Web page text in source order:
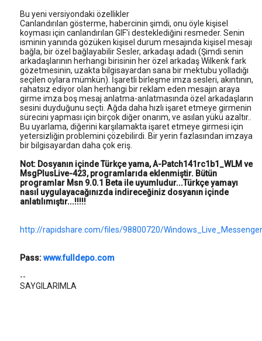
Bu yeni versiyondaki özellikler
Canlandırılan gösterme, habercinin şimdi, onu öyle kişisel
koyması için canlandırılan GIF'i desteklediğini resmeder. Senin
isminin yanında gözüken kişisel durum mesajında kişisel mesajı
bağla, bir özel bağlayabilir Sesler, arkadaşı adadı (Şimdi senin
arkadaşlarının herhangi birisinin her özel arkadaş Wilkenk fark
gözetmesinin, uzakta bilgisayardan sana bir mektubu yolladığı
seçilen oylara mümkün). İşaretli birleşme imza sesleri, akıntının,
rahatsız ediyor olan herhangi bir reklam eden mesajın araya
girme imza boş mesaj anlatma-anlatmasında özel arkadaşların
sesini duyduğunu seçti. Ağda daha hızlı işaret etmeye girmenin
sürecini yapması için birçok diğer onarım, ve asılan yükü azaltır..
Bu uyarlama, diğerini karşılamakta işaret etmeye girmesi için
yetersizliğin problemini çözebilirdi. Bir yerin fazlasından imzaya
bir bilgisayardan daha çok eriş.
Not: Dosyanın içinde Türkçe yama, A-Patch141rc1b1_WLM ve
MsgPlusLive-423, programlarıda eklenmiştir. Bütün
programlar Msn 9.0.1 Beta ile uyumludur...Türkçe yamayı
nasıl uygulayacağınızda indireceğiniz dosyanın içinde
anlatılımıştır...!!!!!
http://rapidshare.com/files/98800720/
Pass:www.fulldepo.com
--
SAYGILARIMLA